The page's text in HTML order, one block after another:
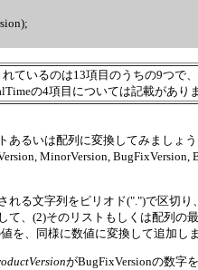
ているのは13項目のうちの9つで、
の4項目については記載があり
あるいは配列に変換してみましょ
MinorVersion, BugFixVersion,
れる文字列をピリオド(".")で区切り
、(2)そのリストもしくは配列の最
を、同様に数値に変換して追加しま
がBugFixVersionの数字